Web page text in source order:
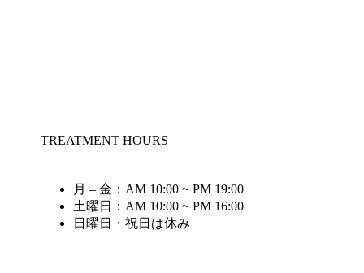
TREATMENT HOURS
月 – 金：AM 10:00 ~ PM 19:00
土曜日：AM 10:00 ~ PM 16:00
日曜日・祝日は休み